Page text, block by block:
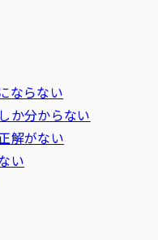
ならない
か分からない
解がない
い